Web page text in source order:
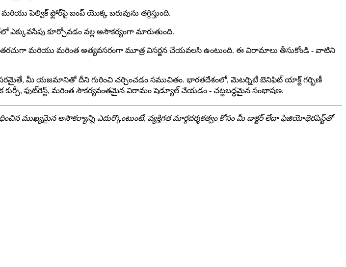
పెల్విక్ ఫ్లోర్‌పై బంప్ యొక్క బరువును తగ్గిస్తుంది.
కూర్చోవడం వల్ల అసౌకర్యంగా మారుతుంది.
మరియు మరింత అత్యవసరంగా మూత్ర విసర్జన చేయవలసి ఉంటుంది. ఈ విరామాలు తీసుకోండి - వాటిని
మీ యజమానితో దీని గురించి చర్చించడం సముచితం. భారతదేశంలో, మెటర్నిటీ బెనిఫిట్ యాక్ట్ గర్భిణీ
ఫుట్‌రెస్ట్, మరింత సౌకర్యవంతమైన విరామం షెడ్యూల్ చేయడం - చట్టబద్ధమైన సంభాషణ.
అసౌకర్యాన్ని ఎదుర్కొంటుంటే, వ్యక్తిగత మార్గదర్శకత్వం కోసం మీ డాక్టర్ లేదా ఫిజియోథెరపిస్ట్‌తో